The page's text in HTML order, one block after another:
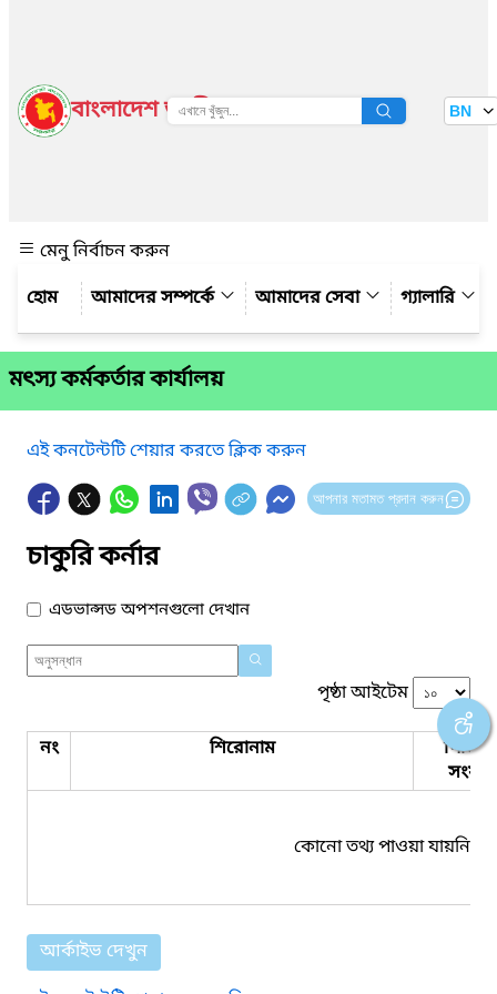
বাংলাদেশ জাতীয় তথ্য বাতায়ন BN
মেনু নির্বাচন করুন
আমাদের সম্পর্কে
আমাদের সেবা গ্যালারি
মৎস্য কর্মকর্তার কার্যালয়
এই কনটেন্টটি শেয়ার করতে ক্লিক করুন
আপনার মতামত প্রদান করুন
চাকুরি কর্নার
এডভান্সড অপশনগুলো দেখান
পৃষ্ঠা আইটেম
নং শিরোনাম
কোনো তথ্য পাওয়া যায়নি।
আর্কাইভ দেখুন